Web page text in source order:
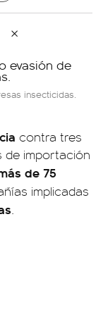
insecticidas.
contra tres
de importación
de 75
implicadas
.